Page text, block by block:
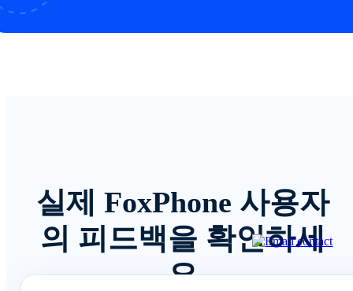
실제 FoxPhone 사용자
의 피드백을 확인하세
요